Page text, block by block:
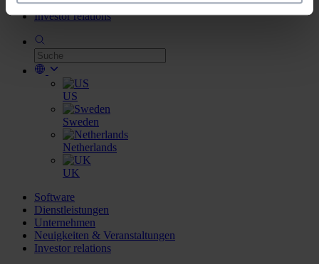
Investor relations
US
Sweden
Netherlands
UK
Software
Dienstleistungen
Unternehmen
Neuigkeiten & Veranstaltungen
Investor relations